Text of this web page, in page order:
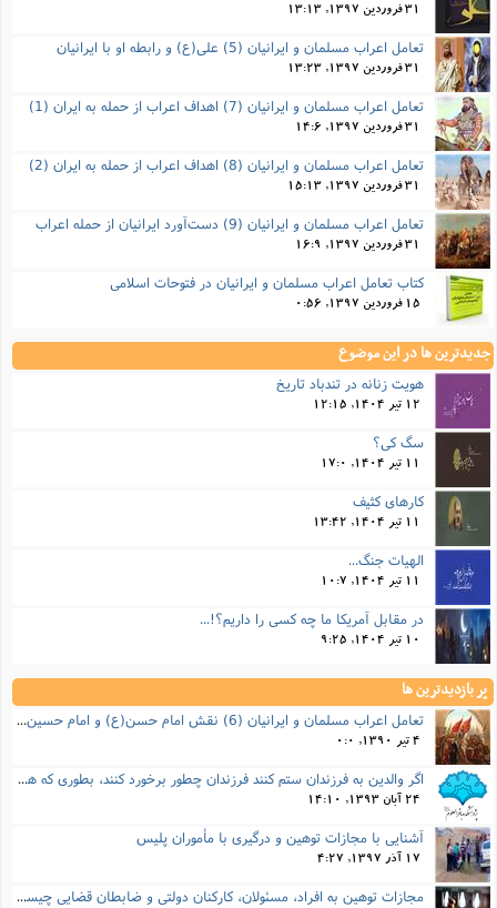
31 فروردین 1397, 13:13
تعامل اعراب مسلمان و ایرانیان (5) علی(ع) و رابطه‌ او با ایرانیان
31 فروردین 1397, 13:23
تعامل اعراب مسلمان و ایرانیان (7) اهداف اعراب از حمله به ایران (1)
31 فروردین 1397, 14:6
تعامل اعراب مسلمان و ایرانیان (8) اهداف اعراب از حمله به ایران (2)
31 فروردین 1397, 15:13
تعامل اعراب مسلمان و ایرانیان (9) دست‌آورد ایرانیان از حمله اعراب
31 فروردین 1397, 16:9
کتاب تعامل اعراب مسلمان و ایرانیان در فتوحات اسلامی
15 فروردین 1397, 0:56
جدیدترین ها در این موضوع
هویت زنانه در تندباد تاریخ
12 تیر 1404, 12:15
سگ کی؟
11 تیر 1404, 17:0
کارهای کثیف
11 تیر 1404, 13:42
الهیات جنگ...
11 تیر 1404, 10:7
در مقابل آمریکا ما چه کسی را داریم؟!...
10 تیر 1404, 9:25
پر بازدیدترین ها
تعامل اعراب مسلمان و ایرانیان (6) نقش امام حسن(ع) و امام حسین(ع) در فتح ایران
4 تیر 1390, 0:0
اگر والدین به فرزندان ستم کنند فرزندان چطور برخورد کنند، بطوری که هم موجب ناراحتی آنها نشود و هم بتوانند آنها را امر به معروف و نهی از منکر کنند، و اگر نصیحت تأثیر نداشت چطور باید با آنها برخورد کرد؟
24 آبان 1393, 14:10
آشنایی با مجازات توهین و درگیری با مأموران پلیس
17 آذر 1397, 4:27
مجازات‌ توهین به افراد، مسئولان، کارکنان دولتی و ضابطان قضایی چیست؟